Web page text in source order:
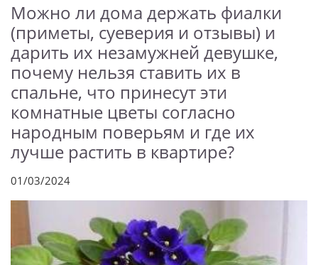
Можно ли дома держать фиалки
(приметы, суеверия и отзывы) и
дарить их незамужней девушке,
почему нельзя ставить их в
спальне, что принесут эти
комнатные цветы согласно
народным поверьям и где их
лучше растить в квартире?
01/03/2024